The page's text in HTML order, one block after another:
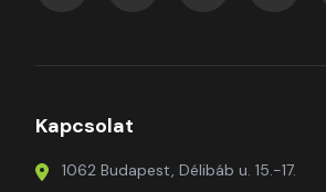
Kapcsolat
1062 Budapest, Délibáb u. 15.-17.